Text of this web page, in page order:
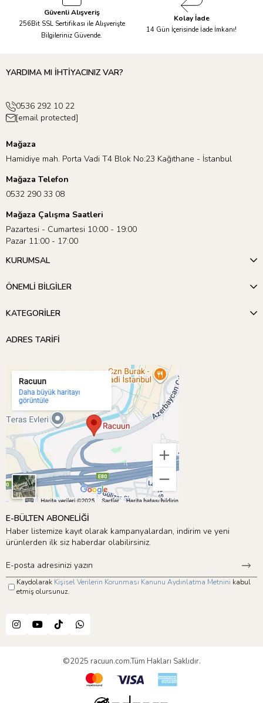
Güvenli Alışveriş
256Bit SSL Sertifikası ile Alışverişte
Bilgileriniz Güvende.
Kolay İade
14 Gün İçerisinde İade İmkanı!
YARDIMA MI İHTİYACINIZ VAR?
0536 292 10 22
[email protected]
Mağaza
Hamidiye mah. Porta Vadi T4 Blok No:23 Kağıthane - İstanbul
Mağaza Telefon
0532 290 33 08
Mağaza Çalışma Saatleri
Pazartesi - Cumartesi 10:00 - 19:00
Pazar 11:00 - 17:00
KURUMSAL
ÖNEMLİ BİLGİLER
KATEGORİLER
ADRES TARİFİ
E-BÜLTEN ABONELİĞİ
Haber listemize kayıt olarak kampanyalardan, indirim ve yeni
ürünlerden ilk siz haberdar olabilirsiniz.
Kaydolarak Kişisel Verilerin Korunması Kanunu Aydınlatma Metnini kabul
etmiş olursunuz.
©2025 racuun.com.Tüm Hakları Saklıdır.